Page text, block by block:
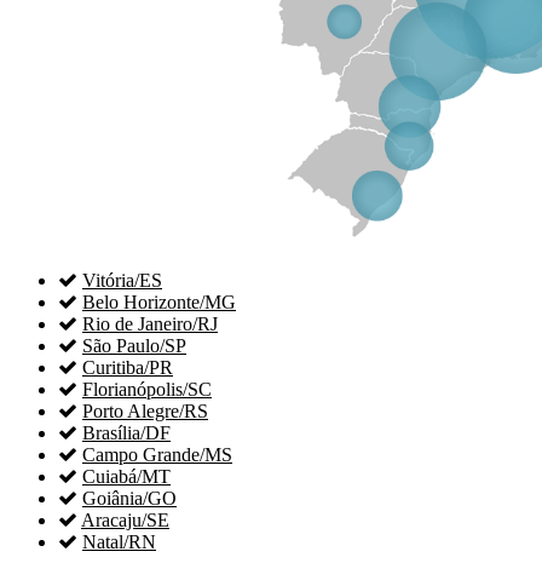
 Vitória/ES
 Belo Horizonte/MG
 Rio de Janeiro/RJ
 São Paulo/SP
 Curitiba/PR
 Florianópolis/SC
 Porto Alegre/RS
 Brasília/DF
 Campo Grande/MS
 Cuiabá/MT
 Goiânia/GO
 Aracaju/SE
 Natal/RN